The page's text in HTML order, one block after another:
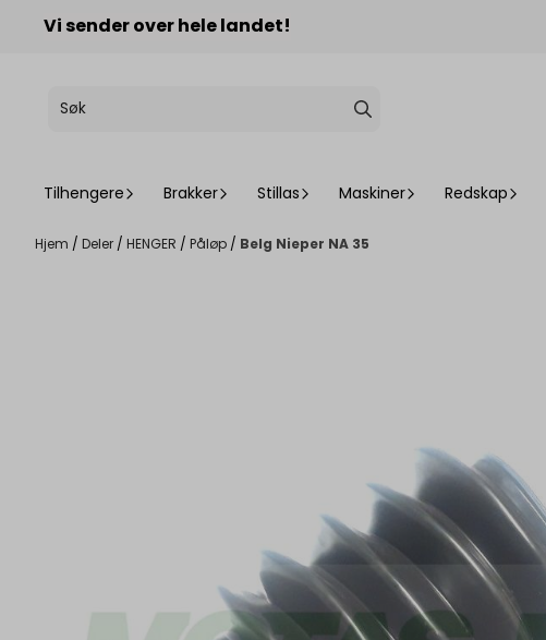
Hopp til innhold
Vi sender over hele landet!
Tilhengere Brakker Stillas Maskiner Redskap
Hjem / Deler / HENGER / Påløp / Belg Nieper NA 35